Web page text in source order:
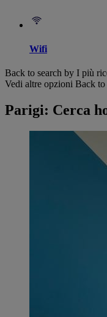
Wifi
Back to search by I più
Vedi altre opzioni Back to
Parigi: Cerca